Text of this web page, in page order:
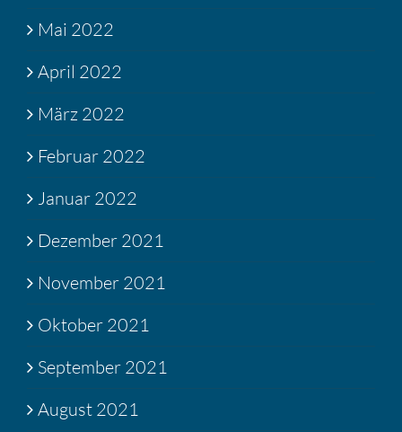
Mai 2022
April 2022
März 2022
Februar 2022
Januar 2022
Dezember 2021
November 2021
Oktober 2021
September 2021
August 2021